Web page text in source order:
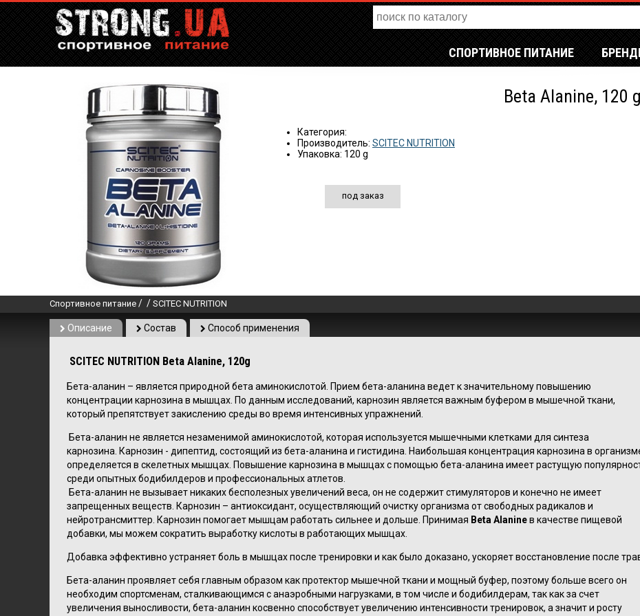
СПОРТИВНОЕ ПИТАНИЕ
Beta Alanine, 120 g
Категория:
Производитель: SCITEC NUTRITION
Упаковка: 120 g
под заказ
Спортивное питание / / SCITEC NUTRITION
Описание Состав Способ применения
SCITEC NUTRITION Beta Alanine, 120g
Бета-аланин – является природной бета аминокислотой. Прием бета-аланина ведет к значительному повышению
концентрации карнозина в мышцах. По данным исследований, карнозин является важным буфером в мышечной ткани,
который препятствует закислению среды во время интенсивных упражнений.
Бета-аланин не является незаменимой аминокислотой, которая используется мышечными клетками для синтеза
карнозина. Карнозин - дипептид, состоящий из бета-аланина и гистидина. Наибольшая концентрация карнозина в
определяется в скелетных мышцах. Повышение карнозина в мышцах с помощью бета-аланина имеет растущую
среди опытных бодибилдеров и профессиональных атлетов.
Бета-аланин не вызывает никаких бесполезных увеличений веса, он не содержит стимуляторов и конечно не имеет
запрещенных веществ. Карнозин – антиоксидант, осуществляющий очистку организма от свободных радикалов и
нейротрансмиттер. Карнозин помогает мышцам работать сильнее и дольше. Принимая Beta Alanineв качестве пищевой
добавки, мы можем сократить выработку кислоты в работающих мышцах.
Добавка эффективно устраняет боль в мышцах после тренировки и как было доказано, ускоряет восстановление после
Бета-аланин проявляет себя главным образом как протектор мышечной ткани и мощный буфер, поэтому больше всего он
необходим спортсменам, сталкивающимся с анаэробными нагрузками, в том числе и бодибилдерам, так как за счет
увеличения выносливости, бета-аланин косвенно способствует увеличению интенсивности тренировок, а значит и росту